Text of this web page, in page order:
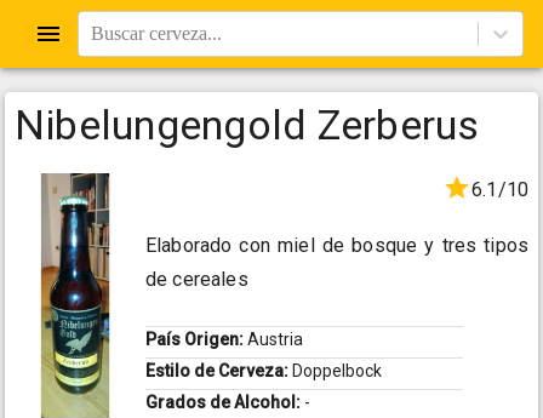
Buscar cerveza...
Nibelungengold Zerberus
6.1/10
Elaborado con miel de bosque y tres tipos
de cereales
País Origen:Austria
Estilo de Cerveza: Doppelbock
Grados de Alcohol: -